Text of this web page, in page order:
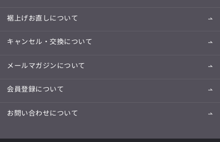
裾上げお直しについて
キャンセル・交換について
メールマガジンについて
会員登録について
お問い合わせについて